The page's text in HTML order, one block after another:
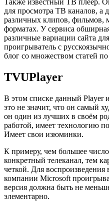
для просмотра ТВ каналов, а
различных клипов, фильмов,
форматах. У сервиса
различные вариации сайта
проигрыватель с
блог со множеством статей по
TVUPlayer
В этом списке данный Player
это не значит, что он самый
он один из лучших в своём
работой, имеет технологию
Имеет свои изюминки.
К примеру, чем большее
конкретный телеканал, тем
четкой. Для воспроизведения
компании Microsoft
версия должна быть не
элементарно.